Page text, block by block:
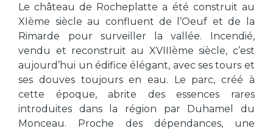
Le château de Rocheplatte a été construit au
XIème siècle au confluent de l’Oeuf et de la
Rimarde pour surveiller la vallée. Incendié,
vendu et reconstruit au XVIIIème siècle, c’est
aujourd’hui un édifice élégant, avec ses tours et
ses douves toujours en eau. Le parc, créé à
cette époque, abrite des essences rares
introduites dans la région par Duhamel du
Monceau. Proche des dépendances, une